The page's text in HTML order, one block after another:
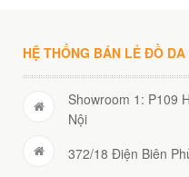
HỆ THỐNG BÁN LẺ ĐỒ
Showroom 1: P109
Nội
372/18 Điện Biên